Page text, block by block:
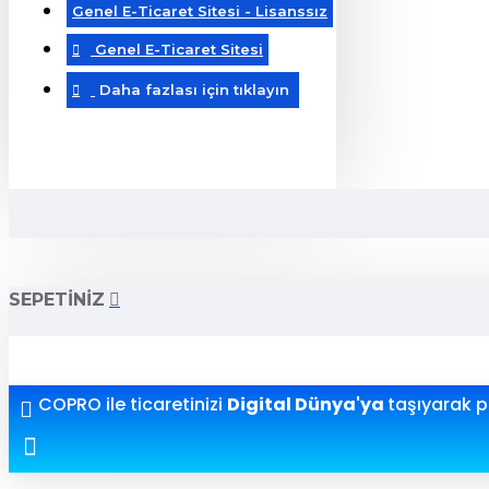
Genel E-Ticaret Sitesi - Lisanssız
Genel E-Ticaret Sitesi
Daha fazlası için tıklayın
SEPETINIZ
COPRO ile ticaretinizi Digital Dünya'ya taşıyarak